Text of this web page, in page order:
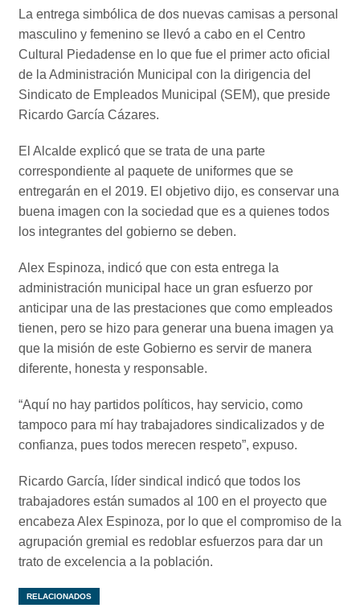
La entrega simbólica de dos nuevas camisas a personal
masculino y femenino se llevó a cabo en el Centro
Cultural Piedadense en lo que fue el primer acto oficial
de la Administración Municipal con la dirigencia del
Sindicato de Empleados Municipal (SEM), que preside
Ricardo García Cázares.
El Alcalde explicó que se trata de una parte
correspondiente al paquete de uniformes que se
entregarán en el 2019. El objetivo dijo, es conservar una
buena imagen con la sociedad que es a quienes todos
los integrantes del gobierno se deben.
Alex Espinoza, indicó que con esta entrega la
administración municipal hace un gran esfuerzo por
anticipar una de las prestaciones que como empleados
tienen, pero se hizo para generar una buena imagen ya
que la misión de este Gobierno es servir de manera
diferente, honesta y responsable.
“Aquí no hay partidos políticos, hay servicio, como
tampoco para mí hay trabajadores sindicalizados y de
confianza, pues todos merecen respeto”, expuso.
Ricardo García, líder sindical indicó que todos los
trabajadores están sumados al 100 en el proyecto que
encabeza Alex Espinoza, por lo que el compromiso de la
agrupación gremial es redoblar esfuerzos para dar un
trato de excelencia a la población.
RELACIONADOS